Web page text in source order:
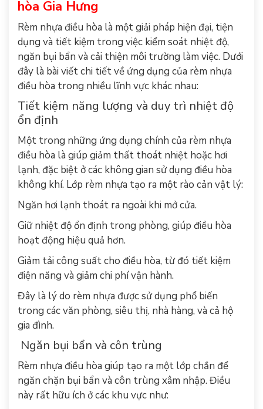
hòa Gia Hưng
Rèm nhựa điều hòa là một giải pháp hiện đại, tiện
dụng và tiết kiệm trong việc kiểm soát nhiệt độ,
ngăn bụi bẩn và cải thiện môi trường làm việc. Dưới
đây là bài viết chi tiết về ứng dụng của rèm nhựa
điều hòa trong nhiều lĩnh vực khác nhau:
Tiết kiệm năng lượng và duy trì nhiệt độ
ổn định
Một trong những ứng dụng chính của rèm nhựa
điều hòa là giúp giảm thất thoát nhiệt hoặc hơi
lạnh, đặc biệt ở các không gian sử dụng điều hòa
không khí. Lớp rèm nhựa tạo ra một rào cản vật lý:
Ngăn hơi lạnh thoát ra ngoài khi mở cửa.
Giữ nhiệt độ ổn định trong phòng, giúp điều hòa
hoạt động hiệu quả hơn.
Giảm tải công suất cho điều hòa, từ đó tiết kiệm
điện năng và giảm chi phí vận hành.
Đây là lý do rèm nhựa được sử dụng phổ biến
trong các văn phòng, siêu thị, nhà hàng, và cả hộ
gia đình.
Ngăn bụi bẩn và côn trùng
Rèm nhựa điều hòa giúp tạo ra một lớp chắn để
ngăn chặn bụi bẩn và côn trùng xâm nhập. Điều
này rất hữu ích ở các khu vực như: